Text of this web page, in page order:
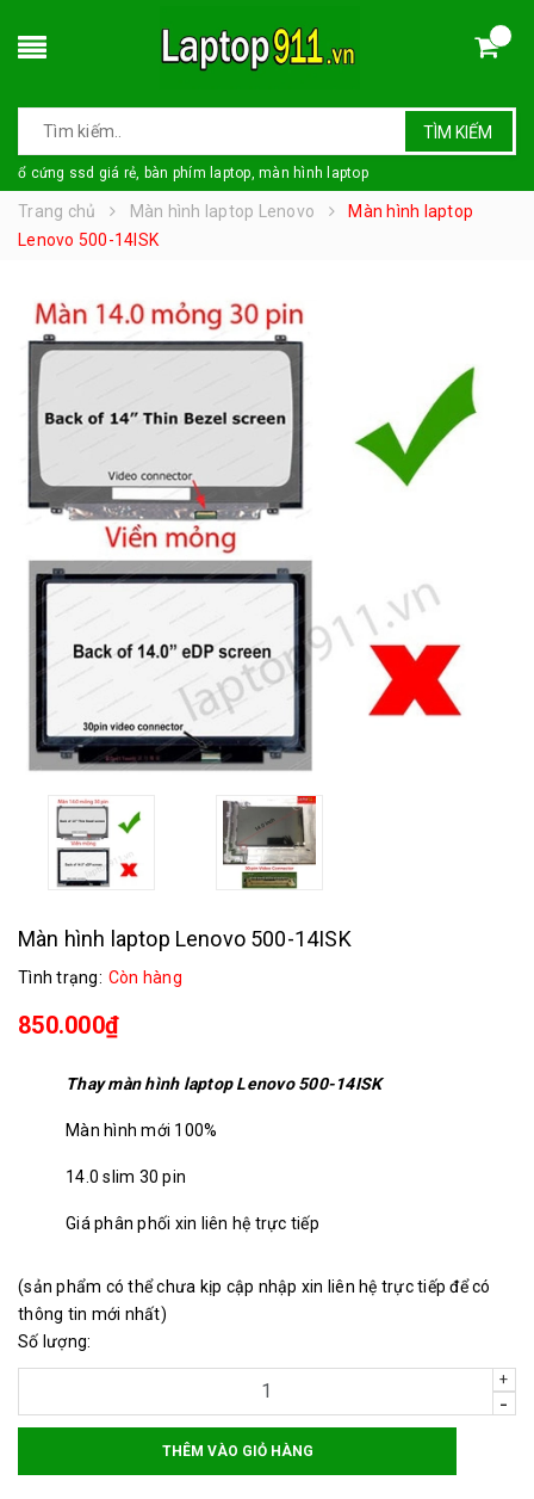
TÌM KIẾM
ổ cứng ssd giá rẻ, bàn phím laptop, màn hình laptop
Trang chủ Màn hình laptop Lenovo
Màn hình laptop
Lenovo 500-14ISK
Màn hình laptop Lenovo 500-14ISK
Tình trạng: Còn hàng
850.000₫
Thay màn hình laptop Lenovo 500-14ISK
Màn hình mới 100%
14.0 slim 30 pin
Giá phân phối xin liên hệ trực tiếp
(sản phẩm có thể chưa kịp cập nhập xin liên hệ trực tiếp để có
thông tin mới nhất)
Số lượng:
+
-
THÊM VÀO GIỎ HÀNG